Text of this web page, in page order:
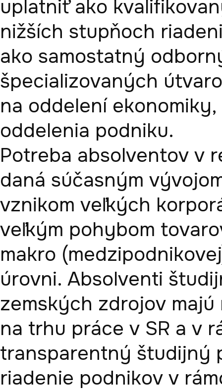
uplatniť ako
nižších stupňoch
ako samostatný
špecializovaných
na oddelení
oddelenia podniku.
Potreba absolventov v
daná súčasným
vznikom veľkých
veľkým pohybom
makro
úrovni. Absolventi
zemských zdrojov
na trhu práce v SR a v
transparentný študijný
riadenie podnikov v